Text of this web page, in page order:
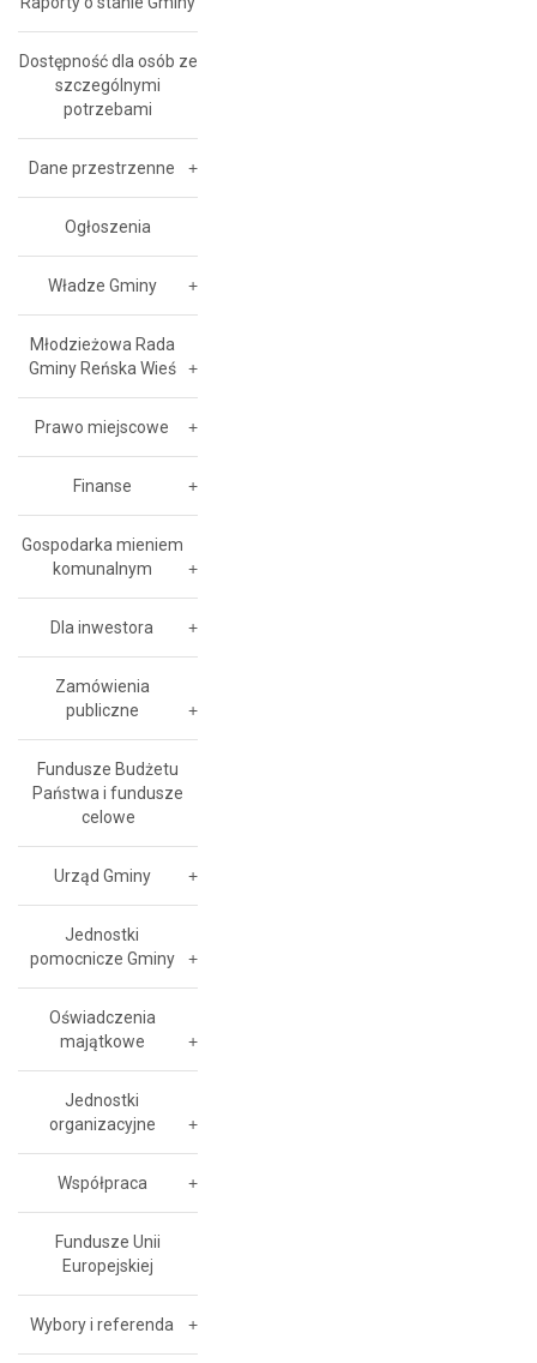
Dostępność dla osób ze
szczególnymi
potrzebami
Dane przestrzenne
Ogłoszenia
Władze Gminy
Młodzieżowa Rada
Gminy Reńska Wieś
Prawo miejscowe
Finanse
Gospodarka mieniem
komunalnym
Dla inwestora
Zamówienia
publiczne
Fundusze Budżetu
Państwa i fundusze
celowe
Urząd Gminy
Jednostki
pomocnicze Gminy
Oświadczenia
majątkowe
Jednostki
organizacyjne
Współpraca
Fundusze Unii
Europejskiej
Wybory i referenda